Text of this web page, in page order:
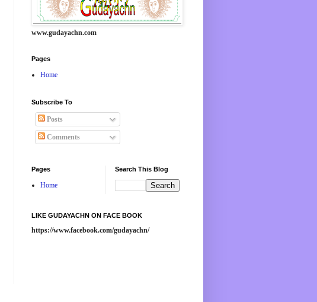
www.gudayachn.com
Pages
Home
Subscribe To
Posts
Comments
Pages
Home
Search This Blog
LIKE GUDAYACHN ON FACE BOOK
https://www.facebook.com/gudayachn/